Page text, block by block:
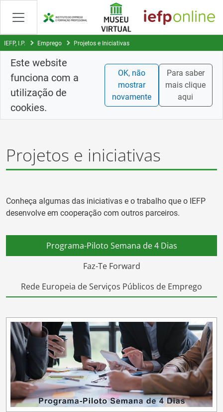
Skip
Content
IEFP, I.P. Emprego Projetos e Iniciativas
Este website
funciona com a
utilização de
cookies.
OK, não
mostrar
novamente
Para saber
mais clique
aqui
Projetos e iniciativas
Conheça algumas das iniciativas e o trabalho que o IEFP
desenvolve em cooperação com outros parceiros.
Programa-Piloto Semana de 4 Dias
Faz-Te Forward
Rede Europeia de Serviços Públicos de Emprego